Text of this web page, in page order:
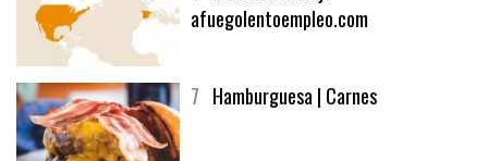
6Bolsa de trabajo: